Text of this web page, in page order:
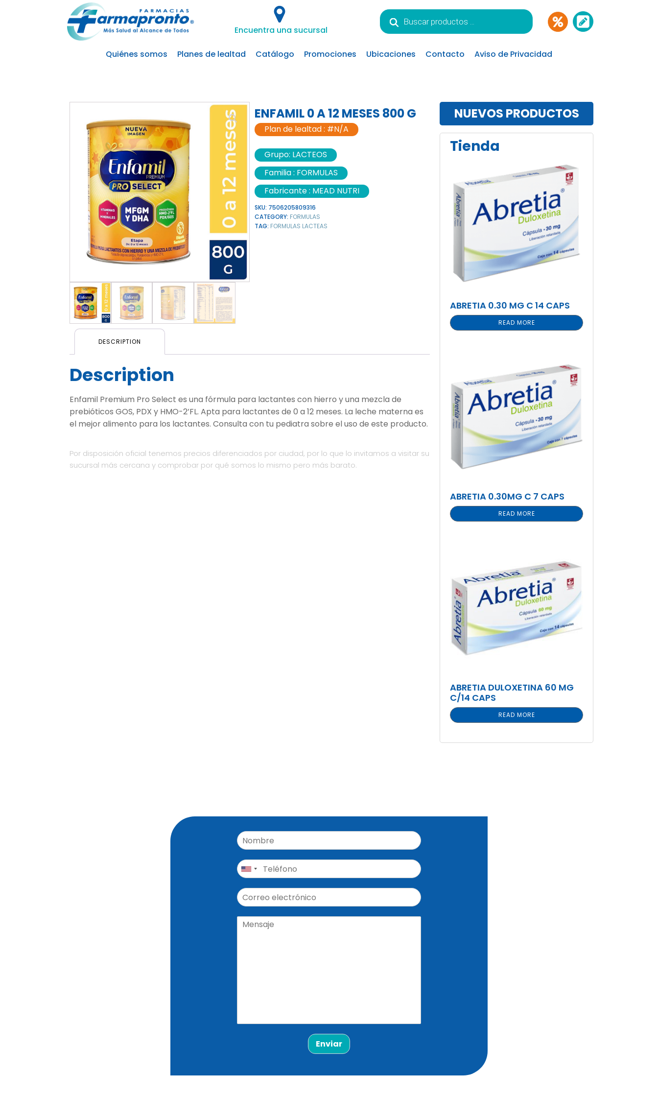
Encuentra una sucursal
Búsqueda
de
productos
Quiénes somos Planes de lealtad Catálogo Promociones Ubicaciones Contacto Aviso de Privacidad
ENFAMIL 0 A 12 MESES 800 G
Plan de lealtad : #N/A
Grupo: LACTEOS
Familia : FORMULAS
Fabricante : MEAD NUTRI
SKU: 7506205809316
CATEGORY: FORMULAS
TAG: FORMULAS LACTEAS
DESCRIPTION
Description
Enfamil Premium Pro Select es una fórmula para lactantes con hierro y una mezcla de
prebióticos GOS, PDX y HMO-2’FL. Apta para lactantes de 0 a 12 meses. La leche materna es
el mejor alimento para los lactantes. Consulta con tu pediatra sobre el uso de este producto.
Por disposición oficial tenemos precios diferenciados por ciudad, por lo que lo invitamos a visitar su
sucursal más cercana y comprobar por qué somos lo mismo pero más barato.
NUEVOS PRODUCTOS
Tienda
ABRETIA 0.30 MG C 14 CAPS
READ MORE
ABRETIA 0.30MG C 7 CAPS
READ MORE
ABRETIA DULOXETINA 60 MG
C/14 CAPS
READ MORE
Enviar